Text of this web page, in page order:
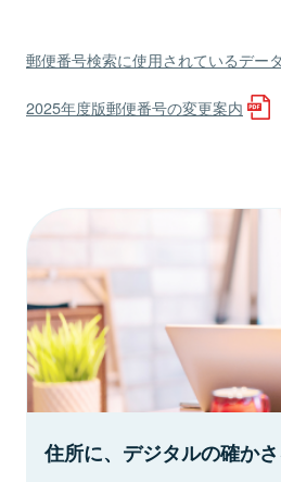
郵便番号検索に使用されているデー
2025年度版郵便番号の変更案内
住所に、デジタルの確かさ